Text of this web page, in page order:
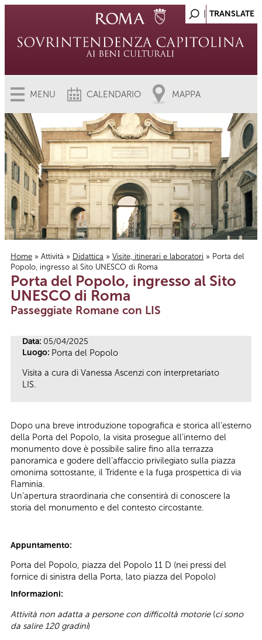
MENU CALENDARIO MAPPA
Tu sei qui
Home » Attività » Didattica » Visite, itinerari e laboratori » Porta del
Popolo, ingresso al Sito UNESCO di Roma
Porta del Popolo, ingresso al Sito
UNESCO di Roma
Passeggiate Romane con LIS
Data: 05/04/2025
Luogo: Porta del Popolo
Visita a cura di Vanessa Ascenzi con interpretariato
LIS.
Dopo una breve introduzione topografica e storica all’esterno
della Porta del Popolo, la visita prosegue all’interno del
monumento dove è possibile salire fino alla terrazza
panoramica e godere dell’affaccio privilegiato sulla piazza
omonima sottostante, il Tridente e la fuga prospettica di via
Flaminia.
Un’apertura straordinaria che consentirà di conoscere la
storia del monumento e del contesto circostante.
Appuntamento:
Porta del Popolo, piazza del Popolo 11 D (nei pressi del
fornice di sinistra della Porta, lato piazza del Popolo)
Informazioni:
Attività non adatta a persone con difficoltà motorie(ci sono
da salire 120 gradini)